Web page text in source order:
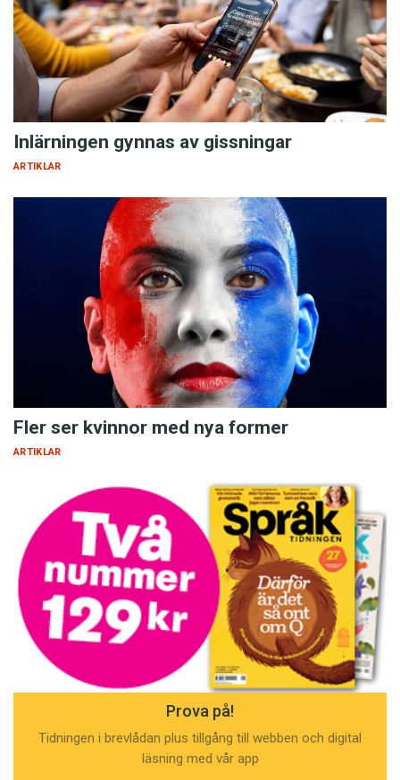
Inlärningen gynnas av gissningar
ARTIKLAR
Fler ser kvinnor med nya former
ARTIKLAR
Prova på!
Tidningen i brevlådan plus tillgång till webben och digital
läsning med vår app